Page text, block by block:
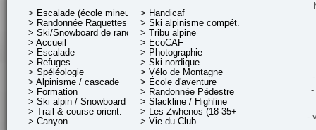
> Escalade (école mineurs)
> Randonnée Raquettes
> Ski/Snowboard de rando.
> Accueil
> Escalade
> Refuges
> Spéléologie
> Alpinisme / cascade
> Formation
> Ski alpin / Snowboard
> Trail & course orient.
> Canyon
> Handicaf
> Ski alpinisme compét.
> Tribu alpine
> EcoCAF
> Photographie
> Ski nordique
> Vélo de Montagne
> École d'aventure
> Randonnée Pédestre
> Slackline / Highline
> Les Zwhenos (18-35+ ans)
> Vie du Club
-
-